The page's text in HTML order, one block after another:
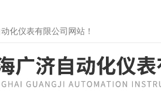
化仪表有限公司网站！